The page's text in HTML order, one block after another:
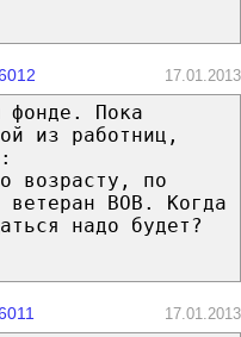
17.01.2013
фонде. Пока
из работниц,
возрасту, по
ветеран ВОВ. Когда
надо будет?
17.01.2013